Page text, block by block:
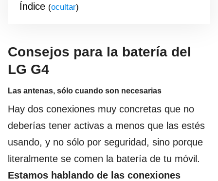
Índice ( )
Consejos para la batería del
LG G4
Las antenas, sólo cuando son necesarias
Hay dos conexiones muy concretas que no
deberías tener activas a menos que las estés
usando, y no sólo por seguridad, sino porque
literalmente se comen la batería de tu móvil.
Estamos hablando de las conexiones